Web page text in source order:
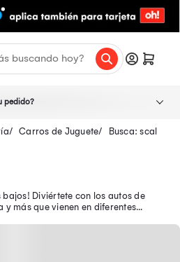
pedido?
Carros de Juguete
Busca: scal
Diviértete con los autos de
más que vienen en diferentes